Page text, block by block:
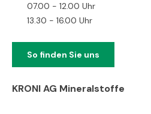
07.00 - 12.00 Uhr
13.30 - 16.00 Uhr
So finden Sie uns
KRONI AG Mineralstoffe